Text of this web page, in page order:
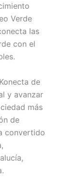
Verde
las
con el
de
y avanzar
más
de
convertido